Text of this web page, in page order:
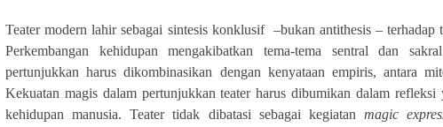
Teater modern lahir sebagai sintesis konklusif –bukan antithesis – terhadap
Perkembangan kehidupan mengakibatkan tema-tema sentral dan
pertunjukkan harus dikombinasikan dengan kenyataan empiris, antara
Kekuatan magis dalam pertunjukkan teater harus dibumikan dalam refleksi
kehidupan manusia. Teater tidak dibatasi sebagai kegiatanmagic